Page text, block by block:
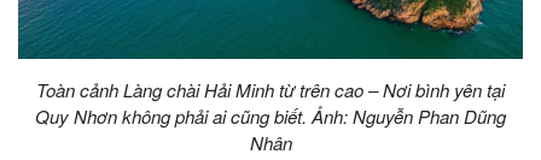
dụng
Liên
Toàn cảnh Làng chài Hải Minh từ trên cao – Nơi bình yên tại
Quy Nhơn không phải ai cũng biết. Ảnh: Nguyễn Phan Dũng
Nhân